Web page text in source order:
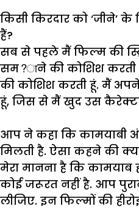
किसी किरदार को ‘जीने’
हैं?
सब से पहले मैं फिल्म की
सम?ाने की कोशिश करती
की कोशिश करती हूं. मैं
हूं, जिस से मैं खुद उस
आप ने कहा कि कामयाबी
मिलती है. ऐसा कहने की
मेरा मानना है कि कामयाब
कोई जरूरत नहीं है. आप
लीजिए. इन फिल्मों की